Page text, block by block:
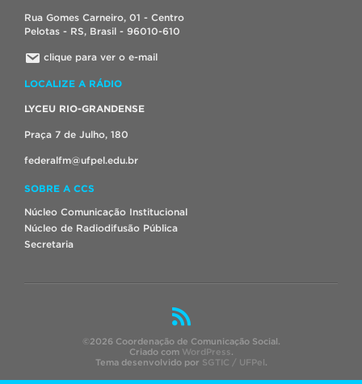
Rua Gomes Carneiro, 01 - Centro
Pelotas - RS, Brasil - 96010-610
clique para ver o e-mail
LOCALIZE A RÁDIO
LYCEU RIO-GRANDENSE
Praça 7 de Julho, 180
federalfm@ufpel.edu.br
SOBRE A CCS
Núcleo Comunicação Institucional
Núcleo de Radiodifusão Pública
Secretaria
©2026 Coordenação de Comunicação Social.
Criado com WordPress.
Tema desenvolvido por SGTIC / UFPel.